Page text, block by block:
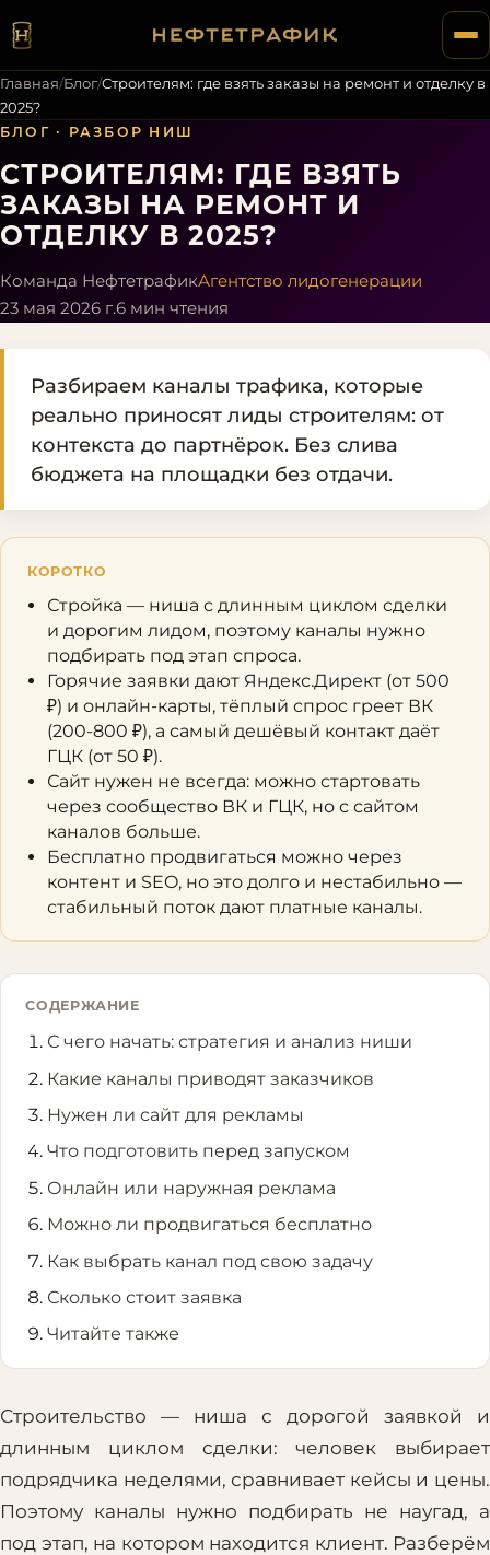
Главная/Блог/Строителям: где взять заказы на ремонт и отделку в
2025?
БЛОГ · РАЗБОР НИШ
СТРОИТЕЛЯМ: ГДЕ ВЗЯТЬ
ЗАКАЗЫ НА РЕМОНТ И
ОТДЕЛКУ В 2025?
Команда НефтетрафикАгентство лидогенерации
23 мая 2026 г.6 мин чтения
Разбираем каналы трафика, которые
реально приносят лиды строителям: от
контекста до партнёрок. Без слива
бюджета на площадки без отдачи.
КОРОТКО
Стройка — ниша с длинным циклом сделки
и дорогим лидом, поэтому каналы нужно
подбирать под этап спроса.
Горячие заявки дают Яндекс.Директ (от 500
₽) и онлайн-карты, тёплый спрос греет ВК
(200-800 ₽), а самый дешёвый контакт даёт
ГЦК (от 50 ₽).
Сайт нужен не всегда: можно стартовать
через сообщество ВК и ГЦК, но с сайтом
каналов больше.
Бесплатно продвигаться можно через
контент и SEO, но это долго и нестабильно —
стабильный поток дают платные каналы.
СОДЕРЖАНИЕ
С чего начать: стратегия и анализ ниши
Какие каналы приводят заказчиков
Нужен ли сайт для рекламы
Что подготовить перед запуском
Онлайн или наружная реклама
Можно ли продвигаться бесплатно
Как выбрать канал под свою задачу
Сколько стоит заявка
Читайте также
Строительство — ниша с дорогой заявкой и
длинным циклом сделки: человек выбирает
подрядчика неделями, сравнивает кейсы и цены.
Поэтому каналы нужно подбирать не наугад, а
под этап, на котором находится клиент. Разберём